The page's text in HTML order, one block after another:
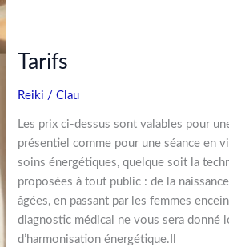
Tarifs
Reiki /Clau
Les prix ci-dessus sont valables pour
présentiel comme pour une séance en
soins énergétiques, quelque soit la
proposées à tout public : de la
âgées, en passant par les femmes
diagnostic médical ne vous sera donné
d’harmonisation énergétique.Il
Tarifs